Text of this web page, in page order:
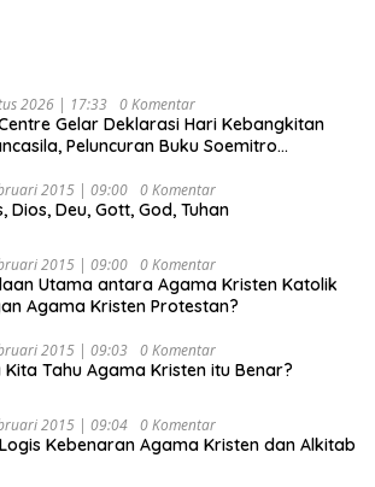
2026 | 17:33 0 Komentar
Gelar Deklarasi Hari Kebangkitan
Peluncuran Buku Soemitro
Indonesia) & Simposium Nasional
Undang Perekonomian Nasional dan
2045”,
2015 | 09:00 0 Komentar
Dios, Deu, Gott, God, Tuhan
2015 | 09:00 0 Komentar
Utama antara Agama Kristen Katolik
Agama Kristen Protestan?
2015 | 09:03 0 Komentar
Tahu Agama Kristen itu Benar?
2015 | 09:04 0 Komentar
Kebenaran Agama Kristen dan Alkitab